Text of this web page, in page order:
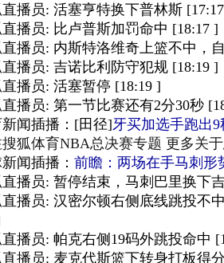
播员: 活塞亨特换下普林斯
播员: 比卢普斯加罚命中 [18:17 ]
播员: 内斯特洛维奇上篮不中，
播员: 吉诺比利防守犯规 [18:19 ]
播员: 活塞暂停 [18:19 ]
播员: 第一节比赛还有2分30秒
闻插播：[田径]牙买加选手跑出
搜狐体育NBA总决赛专题 更多关
闻插播： 前瞻：两场在手马刺形
播员: 暂停结束，马刺巴里换下
播员: 汉密尔顿右侧底线跳投不
播员: 帕克右侧19码外跳投命中
播员: 麦克代斯篮下转身打板得